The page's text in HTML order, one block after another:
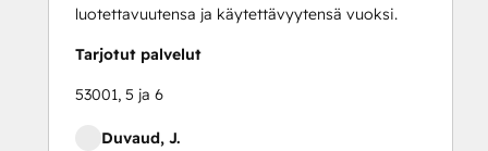
luotettavuutensa ja käytettävyytensä vuoksi.
Tarjotut palvelut
53001, 5 ja 6
Duvaud, J.